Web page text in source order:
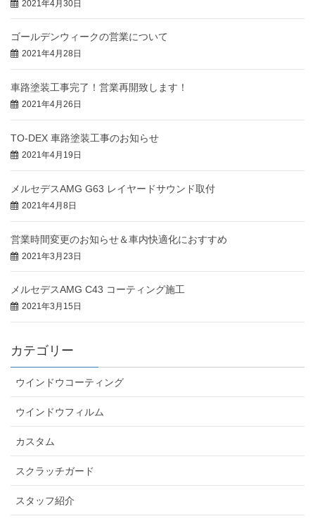
2021年4月30日
ゴールデンウィークの営業について
2021年4月28日
車路塗装工事完了！営業再開致します！
2021年4月26日
TO-DEX 車路塗装工事のお知らせ
2021年4月19日
メルセデスAMG G63 レイヤードサウンド取付
2021年4月8日
営業時間変更のお知らせ＆車内快適化におすすめ
2021年3月23日
メルセデスAMG C43 コーティング施工
2021年3月15日
カテゴリー
ウインドウコーティング
ウインドウフィルム
カスタム
スクラッチガード
スタッフ紹介